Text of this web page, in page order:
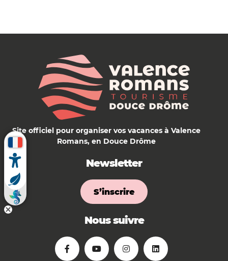
Site officiel pour organiser vos vacances à Valence
Romans, en Douce Drôme
Newsletter
S’inscrire
Nous suivre